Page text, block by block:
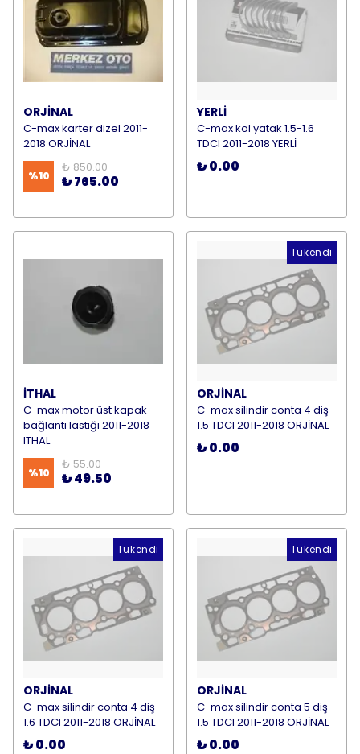
ORJİNAL
C-max karter dizel 2011-
2018 ORJİNAL
%10
₺ 850.00
₺ 765.00
YERLİ
C-max kol yatak 1.5-1.6
TDCI 2011-2018 YERLİ
₺ 0.00
İTHAL
C-max motor üst kapak
bağlantı lastiği 2011-2018
ITHAL
%10
₺ 55.00
₺ 49.50
Tükendi
ORJİNAL
C-max silindir conta 4 diş
1.5 TDCI 2011-2018 ORJİNAL
₺ 0.00
Tükendi
ORJİNAL
C-max silindir conta 4 diş
1.6 TDCI 2011-2018 ORJİNAL
₺ 0.00
Tükendi
ORJİNAL
C-max silindir conta 5 diş
1.5 TDCI 2011-2018 ORJİNAL
₺ 0.00